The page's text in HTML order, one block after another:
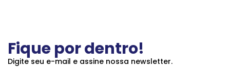
Fique por dentro!
Digite seu e-mail e assine nossa newsletter.